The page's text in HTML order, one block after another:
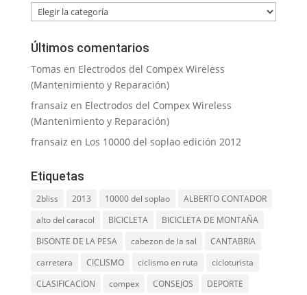
Categorías
Últimos comentarios
Tomas en Electrodos del Compex Wireless
(Mantenimiento y Reparación)
fransaiz en Electrodos del Compex Wireless
(Mantenimiento y Reparación)
fransaiz en Los 10000 del soplao edición 2012
Etiquetas
2bliss 2013 10000 del soplao
ALBERTO CONTADOR
alto del caracol
BICICLETA
BICICLETA DE MONTAÑA
BISONTE DE LA PESA
cabezon de la sal
CANTABRIA
carretera
CICLISMO ciclismo en ruta
cicloturista
CLASIFICACION
compex CONSEJOS DEPORTE